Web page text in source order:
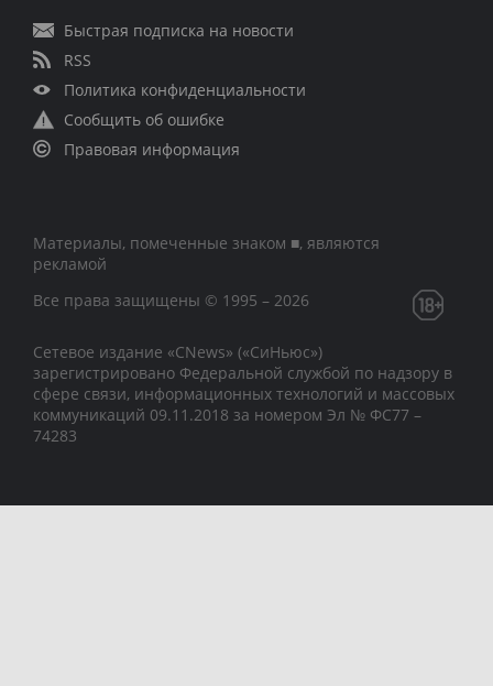
Быстрая подписка на новости
RSS
Политика конфиденциальности
Сообщить об ошибке
Правовая информация
Материалы, помеченные знаком ■, являются
рекламой
Все права защищены © 1995 – 2026
Сетевое издание «CNews» («СиНьюс»)
зарегистрировано Федеральной службой по надзору в
сфере связи, информационных технологий и массовых
коммуникаций 09.11.2018 за номером Эл № ФС77 –
74283